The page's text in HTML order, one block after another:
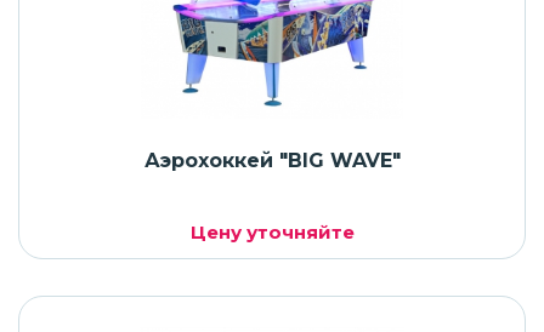
Аэрохоккей "BIG WAVE"
Цену уточняйте